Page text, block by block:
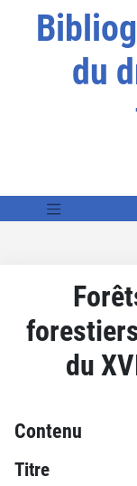
du
du
Contenu
Titre